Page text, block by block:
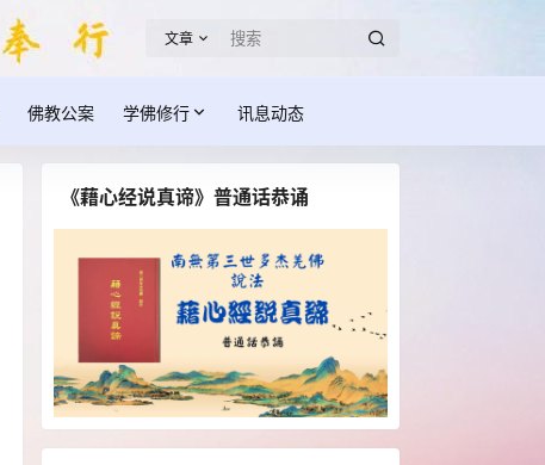
文章
佛教公案 学佛修行 讯息动态
《藉心经说真谛》普通话恭诵